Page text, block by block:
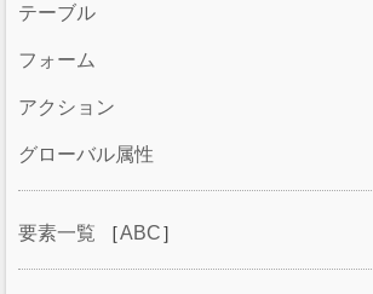
テーブル
フォーム
アクション
グローバル属性
要素一覧 ［ABC］